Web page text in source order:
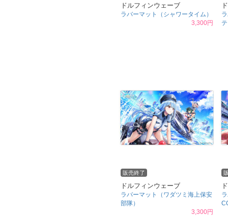
ドルフィンウェーブ
ラバーマット（シャワータイム）
3,300円
販売終了
ドルフィンウェーブ
ラバーマット（ワダツミ海上保安
部隊）
3,300円